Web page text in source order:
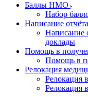
Баллы НМО
Набор
Написание
Написание
доклады
Помощь в
Помощь в
Релокация
Релокация
Релокация